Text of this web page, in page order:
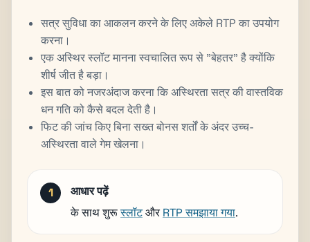
सत्र सुविधा का आकलन करने के लिए अकेले RTP का उपयोग
करना।
एक अस्थिर स्लॉट मानना स्वचालित रूप से "बेहतर" है क्योंकि
शीर्ष जीत है बड़ा।
इस बात को नजरअंदाज करना कि अस्थिरता सत्र की वास्तविक
धन गति को कैसे बदल देती है।
फिट की जांच किए बिना सख्त बोनस शर्तों के अंदर उच्च-
अस्थिरता वाले गेम खेलना।
आधार पढ़ें
के साथ शुरूस्लॉटऔरRTP समझाया गया.